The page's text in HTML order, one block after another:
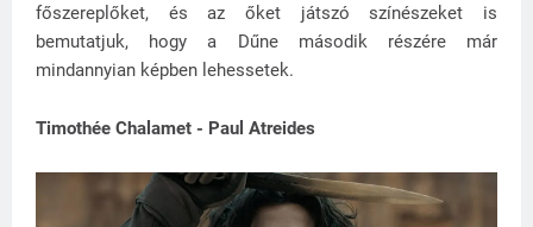
főszereplőket, és az őket játszó színészeket is
bemutatjuk, hogy a Dűne második részére már
mindannyian képben lehessetek.
Timothée Chalamet - Paul Atreides